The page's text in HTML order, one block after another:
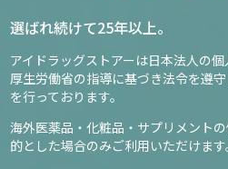
選ばれ続けて25年以上。
アイドラッグストアーは日本法人の個
厚生労働省の指導に基づき法令を遵守
を行っております。
海外医薬品・化粧品・サプリメントの
的とした場合のみご利用いただけます